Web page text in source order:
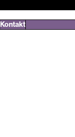
Kontakt